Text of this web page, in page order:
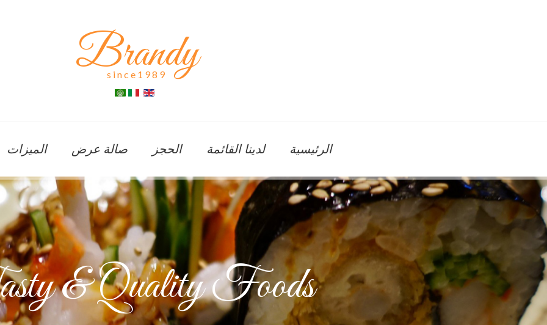
Brandy
since1989
الرئيسية لدينا القائمة الحجز صالة عرض الميزات
& Quality Foods
Discover Food